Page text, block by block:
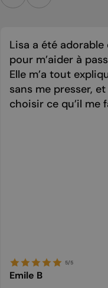
Lisa a été
pour m’aider à
Elle m’a tout
sans me presser,
choisir ce qu’il me
5/5
Emile B